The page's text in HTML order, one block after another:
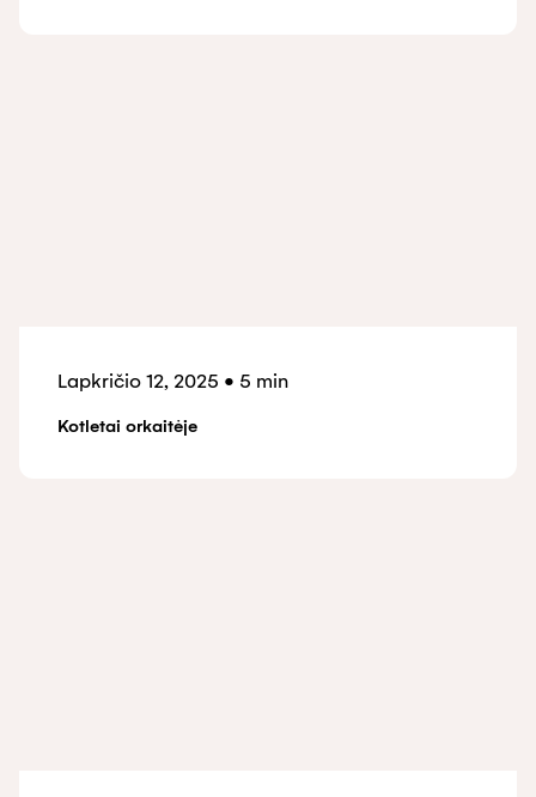
Lapkričio 12, 2025 • 5 min
Kotletai orkaitėje